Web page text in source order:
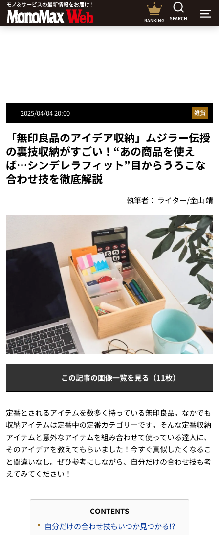
RANKING SEARCH
2025/04/04 20:00 雑貨
「無印良品のアイデア収納」ムジラー伝授
の裏技収納がすごい！“あの商品を使え
ば…シンデレラフィット”目からうろこな
合わせ技を徹底解説
執筆者： ライター/金山 靖
この記事の画像一覧を見る（11枚）
定番とされるアイテムを数多く持っている無印良品。なかでも
収納アイテムは定番中の定番カテゴリーです。そんな定番収納
アイテムと意外なアイテムを組み合わせて使っている達人に、
そのアイデアを教えてもらいました！今すぐ真似したくなるこ
と間違いなし。ぜひ参考にしながら、自分だけの合わせ技も考
えてみてください！
CONTENTS
自分だけの合わせ技もいつか見つかる!?